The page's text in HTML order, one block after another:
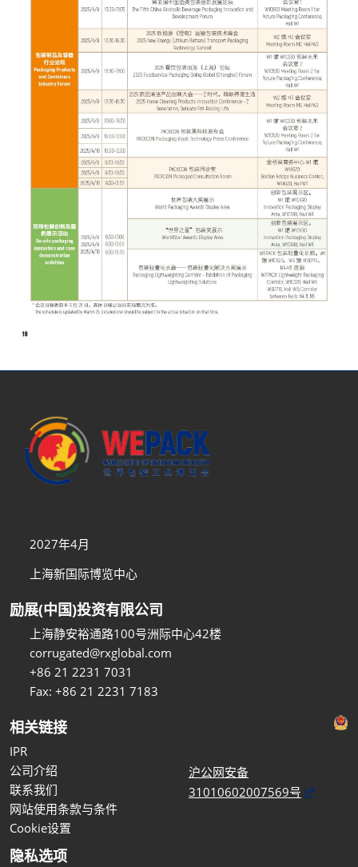
2027年4月
上海新国际博览中心
励展(中国)投资有限公司
上海静安裕通路100号洲际中心42楼
corrugated@rxglobal.com
+86 21 2231 7031
Fax: +86 21 2231 7183
相关链接
IPR
公司介绍
联系我们
网站使用条款与条件
Cookie设置
沪公网安备
31010602007569号
隐私选项